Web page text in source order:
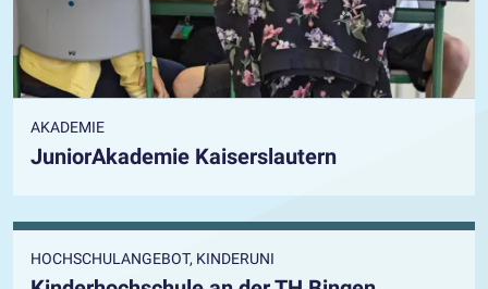
AKADEMIE
JuniorAkademie Kaiserslautern
HOCHSCHULANGEBOT, KINDERUNI